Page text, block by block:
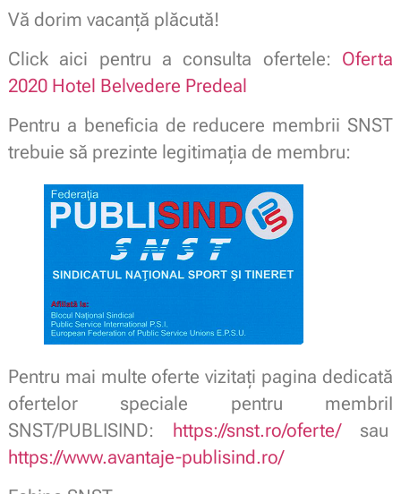
Vă dorim vacanță plăcută!
Click aici pentru a consulta ofertele: Oferta
2020 Hotel Belvedere Predeal
Pentru a beneficia de reducere membrii SNST
trebuie să prezinte legitimaţia de membru:
Pentru mai multe oferte vizitați pagina dedicată
ofertelor speciale pentru membriI
SNST/PUBLISIND: https://snst.ro/oferte/sau
https://www.avantaje-publisind.ro/